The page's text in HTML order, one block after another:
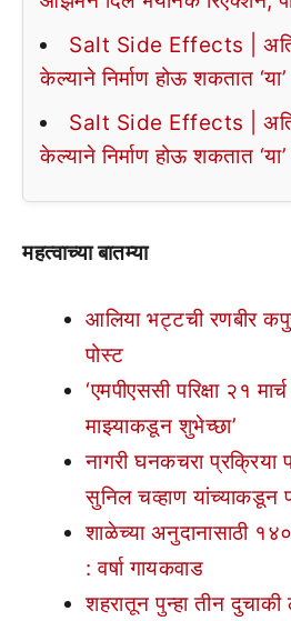
Salt Side Effects |
केल्याने निर्माण होऊ शकतात
Salt Side Effects |
केल्याने निर्माण होऊ शकतात
महत्वाच्या बातम्या
आलिया भट्टची रणबीर
पोस्ट
‘एमपीएससी परिक्षा २१
माझ्याकडून शुभेच्छा’
नागरी घनकचरा प्रक्रिया
सुनिल चव्हाण यांच्याकडून
शाळेच्या अनुदानासाठी
: वर्षा गायकवाड
शहरातून पुन्हा तीन दुचाकी